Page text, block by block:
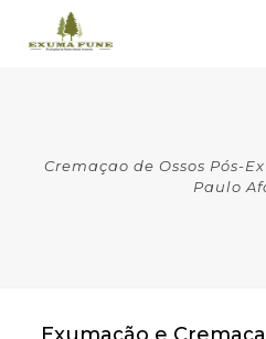
Cremaçao de Ossos Pós-
Paulo